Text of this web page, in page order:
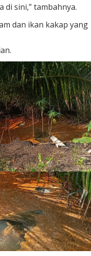
sini,” tambahnya.
dan ikan kakap yang